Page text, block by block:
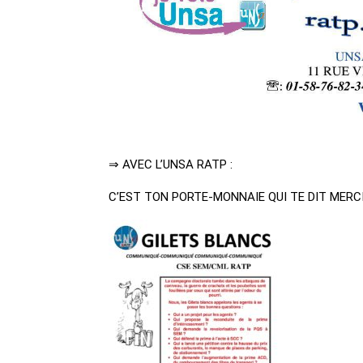
⇒ AVEC L’UNSA RATP :
C’EST TON PORTE-MONNAIE QUI TE DIT